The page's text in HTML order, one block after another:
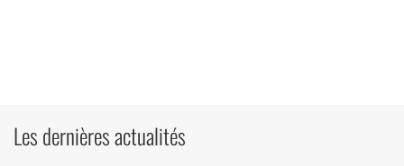
Les dernières actualités